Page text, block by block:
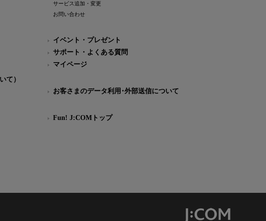
て）
サービス追加・変更
お問い合わせ
イベント・プレゼント
サポート・よくある質問
マイページ
お客さまのデータ利用･外部送信について
Fun! J:COMトップ